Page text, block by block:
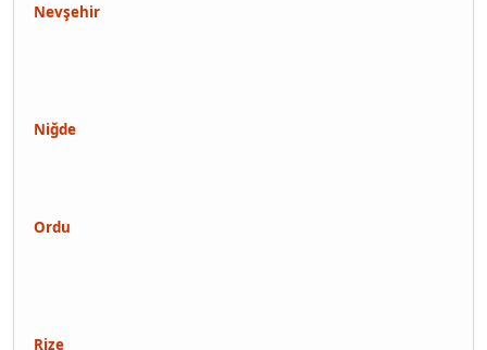
Nevşehir
Niğde
Ordu
Rize